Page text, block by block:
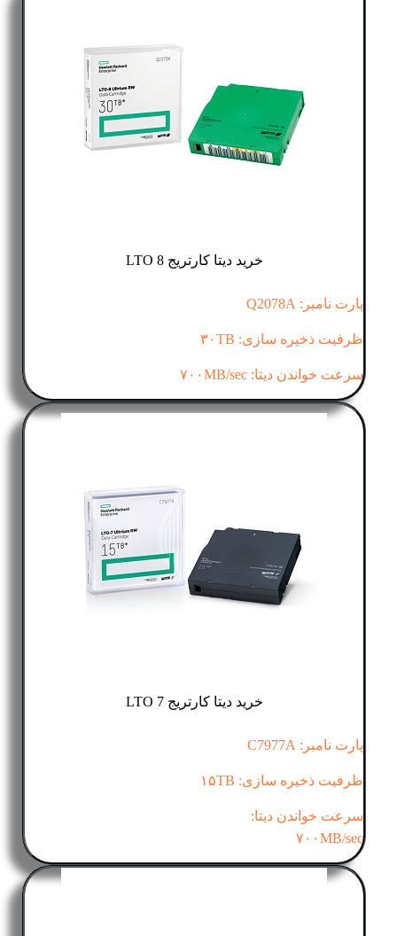
خرید دیتا کارتریج LTO 8
پارت نامبر: Q2078A
ظرفیت ذخیره سازی: ۳۰TB
سرعت خواندن دیتا: ۷۰۰MB/sec
خرید دیتا کارتریج LTO 7
پارت نامبر: C7977A
ظرفیت ذخیره سازی: ۱۵TB
سرعت خواندن دیتا:
۷۰۰MB/sec